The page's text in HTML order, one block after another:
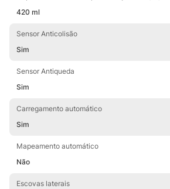
420 ml
Sensor Anticolisão
Sim
Sensor Antiqueda
Sim
Carregamento automático
Sim
Mapeamento automático
Não
Escovas laterais